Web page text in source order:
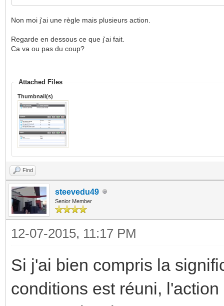
Non moi j'ai une règle mais plusieurs action.
Regarde en dessous ce que j'ai fait.
Ca va ou pas du coup?
Attached Files
Thumbnail(s)
Find
steevedu49
Senior Member
12-07-2015, 11:17 PM
Si j'ai bien compris la
conditions est réuni,